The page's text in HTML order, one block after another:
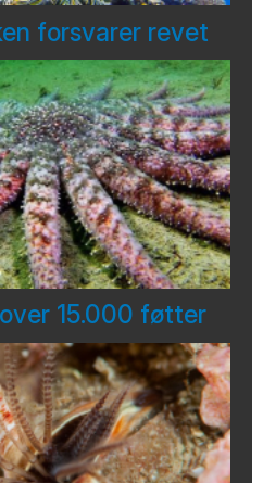
forsvarer revet
15.000 føtter